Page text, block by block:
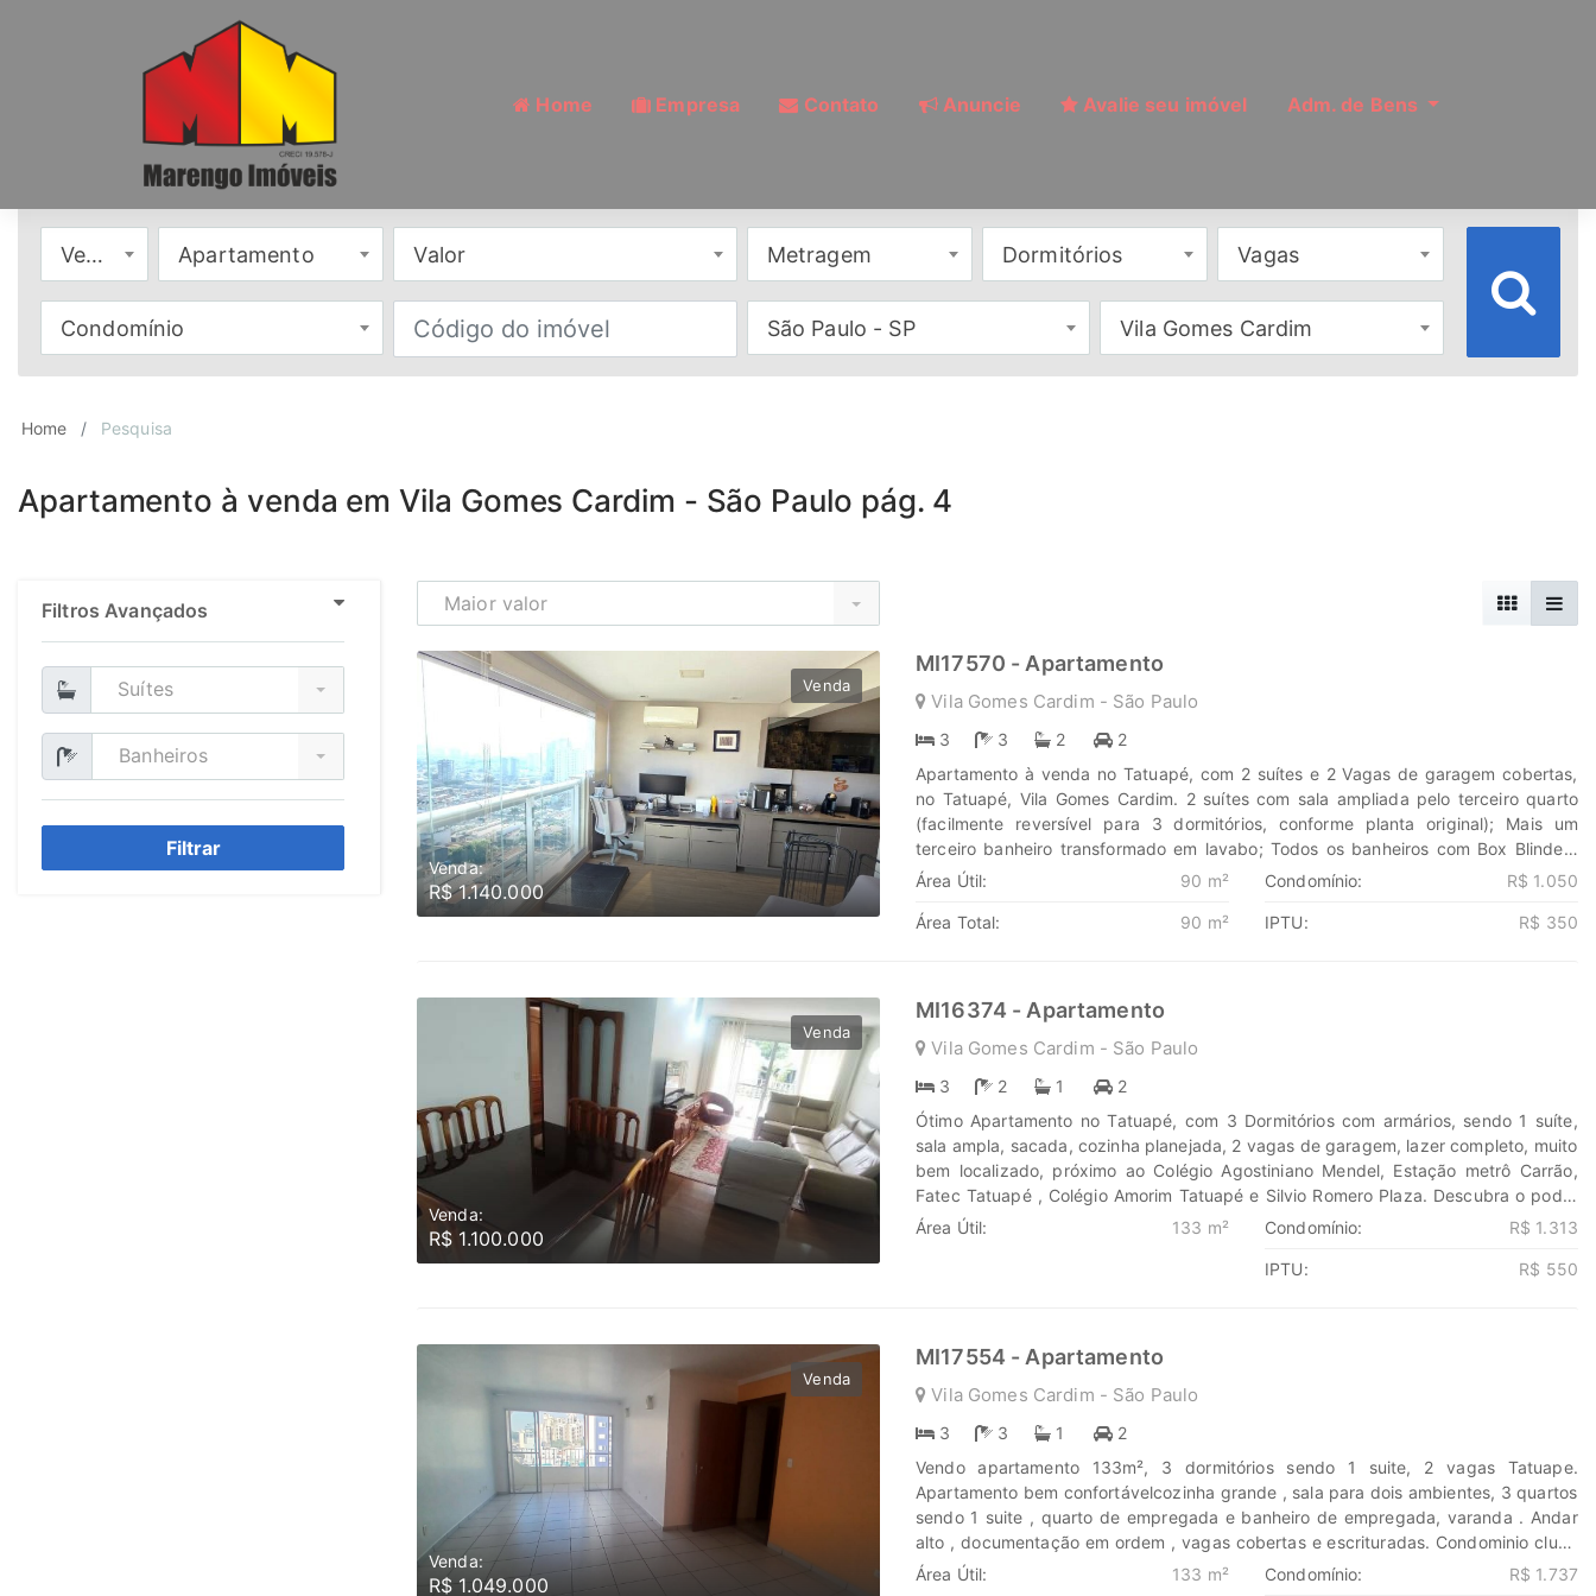
Home Empresa Contato Anuncie Avalie seu imóvel Adm. de Bens
Venda Apartamento Valor Metragem Dormitórios Vagas
Condomínio São Paulo - SP Vila Gomes Cardim
Home Pesquisa
Apartamento à venda em Vila Gomes Cardim - São Paulo pág. 4
Filtros Avançados
Suítes
Banheiros
Filtrar
Maior valor
Venda
Venda:
R$ 1.140.000
MI17570 - Apartamento
Vila Gomes Cardim - São Paulo
3 3 2
2
Apartamento à venda no Tatuapé, com 2 suítes e 2 Vagas de garagem cobertas,
no Tatuapé, Vila Gomes Cardim. 2 suítes com sala ampliada pelo terceiro quarto
(facilmente reversível para 3 dormitórios, conforme planta original); Mais um
terceiro banheiro transformado em lavabo; Todos os banheiros com Box Blindex;
Cozinha integrada a sala; Varanda integrada a sala e nivelada sem degrau; Ar
nos quartos, banheiros, cozinha, área de serviço, sala e na varanda; 2 vagas de
Piscina adulto e infantil, Quadra poliesportiva, Academia, Salão de festas, Sauna,
Brinquedoteca, Rampas de acesso, Salão de jogos, Área verde, Portaria 24 horas e
Gerador para toda a área externa e elevadores. Entre em contato para mais
investimentos em oportunidades. Na Marengo Imóveis cada passo é uma nova
jornada, confie em nós para encontrar o lugar onde sua história irá brilhar.
www.marengoimoveis.com.br 11-99203-8087
Área Útil: 90 m²
Área Total: 90 m²
Condomínio: R$ 1.050
IPTU: R$ 350
Venda
Venda:
R$ 1.100.000
MI16374 - Apartamento
Vila Gomes Cardim - São Paulo
3 2 1
2
Ótimo Apartamento no Tatuapé, com 3 Dormitórios com armários, sendo 1 suíte,
sala ampla, sacada, cozinha planejada, 2 vagas de garagem, lazer completo, muito
bem localizado, próximo ao Colégio Agostiniano Mendel, Estação metrô Carrão,
Fatec Tatuapé , Colégio Amorim Tatuapé e Silvio Romero Plaza. Descubra o poder
de Transformar seus sonhos em lares e seus investimentos em oportunidades. Na
lugar onde sua história irá brilhar. www.marengoimoveis.com.br 11-99203-8087
Área Útil: 133 m² Condomínio: R$ 1.313
IPTU: R$ 550
Venda
Venda:
R$ 1.049.000
MI17554 - Apartamento
Vila Gomes Cardim - São Paulo
3 3 1
2
Vendo apartamento 133m², 3 dormitórios sendo 1 suite, 2 vagas Tatuape.
Apartamento bem confortávelcozinha grande , sala para dois ambientes, 3 quartos
sendo 1 suite , quarto de empregada e banheiro de empregada, varanda . Andar
alto , documentação em ordem , vagas cobertas e escrituradas. Condominio clube
, piscina adulto e infantil aquecida, 2 quadras poliesportiva, playgrand, academia,
Área Útil: 133 m² Condomínio: R$ 1.737